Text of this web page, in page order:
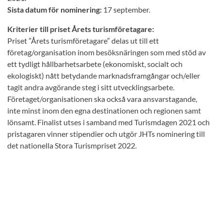
Sista datum för nominering: 17 september.
Kriterier till priset Årets turismföretagare:
Priset ”Årets turismföretagare” delas ut till ett
företag/organisation inom besöksnäringen som med stöd av
ett tydligt hållbarhetsarbete (ekonomiskt, socialt och
ekologiskt) nått betydande marknadsframgångar och/eller
tagit andra avgörande steg i sitt utvecklingsarbete.
Företaget/organisationen ska också vara ansvarstagande,
inte minst inom den egna destinationen och regionen samt
lönsamt. Finalist utses i samband med Turismdagen 2021 och
pristagaren vinner stipendier och utgör JHTs nominering till
det nationella Stora Turismpriset 2022.